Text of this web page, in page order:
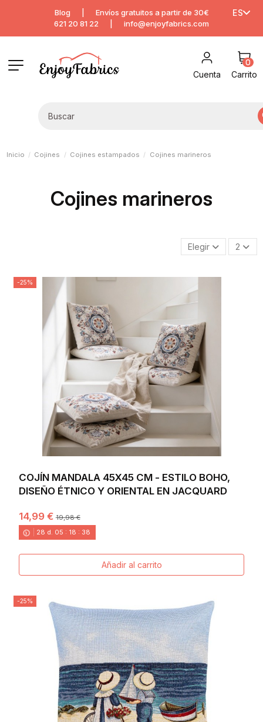
Blog
Envíos gratuitos a partir de 30€
621 20 81 22
info@enjoyfabrics.com
ES
Cuenta
0
Carrito
Inicio Cojines Cojines estampados Cojines marineros
Cojines marineros
Elegir 2
-25%
COJÍN MANDALA 45X45 CM - ESTILO BOHO,
DISEÑO ÉTNICO Y ORIENTAL EN JACQUARD
14,99 €19,98 €
28 d. 05 : 18 : 38
Añadir al carrito
-25%